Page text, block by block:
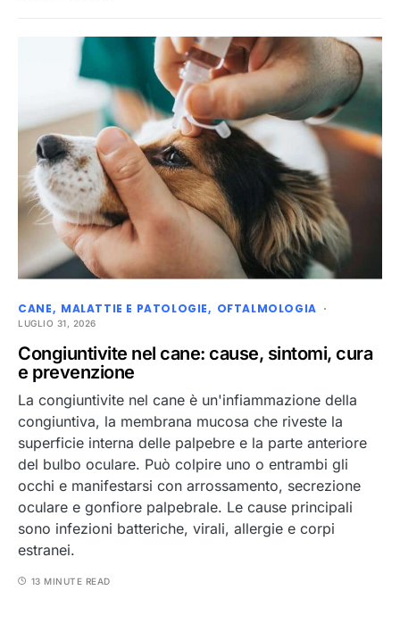
CANE MALATTIE E PATOLOGIE OFTALMOLOGIA
LUGLIO 31, 2026
Congiuntivite nel cane: cause, sintomi, cura
e prevenzione
La congiuntivite nel cane è un'infiammazione della
congiuntiva, la membrana mucosa che riveste la
superficie interna delle palpebre e la parte anteriore
del bulbo oculare. Può colpire uno o entrambi gli
occhi e manifestarsi con arrossamento, secrezione
oculare e gonfiore palpebrale. Le cause principali
sono infezioni batteriche, virali, allergie e corpi
estranei.
13 MINUTE READ